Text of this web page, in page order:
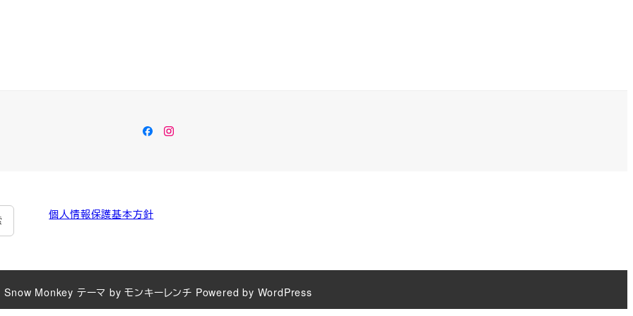
Facebook
Instagram
個人情報保護基本方針
Snow Monkey テーマ byモンキーレンチ Powered by WordPress